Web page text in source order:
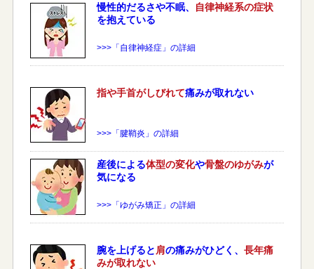
慢性的だるさや不眠、
自律神経系の症状
を抱えている
>>>「自律神経症」の詳細
指や手首がしびれて痛みが取れない
>>>「腱鞘炎」の詳細
産後による体型の変化や骨盤のゆがみが
気になる
>>>「ゆがみ矯正」の詳細
腕を上げると 肩の痛みがひどく、 長年痛
みが取れない